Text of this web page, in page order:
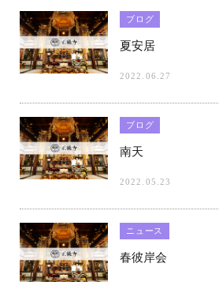
ブログ
夏安居
2022.06.27
ブログ
南天
2022.05.23
ニュース
春彼岸会